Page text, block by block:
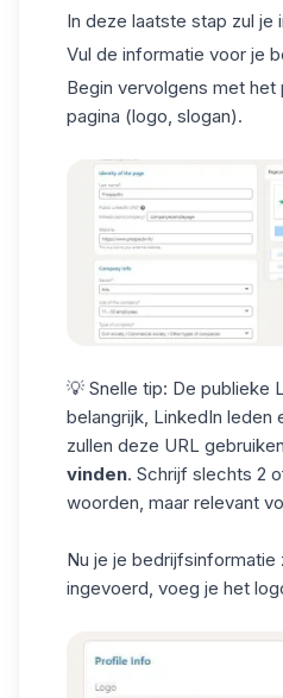
In deze laatste stap zul je
Vul de informatie voor je
Begin vervolgens met het
pagina (logo , slogan).
💡 Snelle tip: De publieke
belangrijk, LinkedIn leden
zullen deze URL
vinden. Schrijf slechts 2
woorden, maar relevant
Nu je je bedrijfsinformatie
ingevoerd, voeg je het